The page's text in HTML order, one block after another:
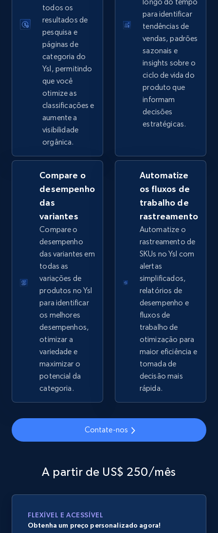
eBay - Collect records by category
URL, Product id, Title, Seller name, Seller rating,
Seller reviews, Breadcrumbs, Root category, and
more.
2.5K+ Comece agora
Google Shopping
URL, Product id, Title, Product description,
Rating, Reviews count, Images, Variations, and
2.4K+ 199+ Comece agora
Google Shopping - collects products from
web using keywords
URL, Product id, Title, Product description,
Rating, Reviews count, Images, Variations, and
more.
2.4K+ 199+ Comece agora
Amazon products global dataset
Title, Seller name, Brand, Description, Initial
price, Currency, Availability, Reviews count, and
more.
375+ Comece agora
Amazon products global dataset - Collects
price, Currency, Availability, Reviews count, and
more.
todos os
resultados de
pesquisa e
páginas de
categoria do
Ysl, permitindo
que você
otimize as
classificações e
aumente a
visibilidade
orgânica.
para identificar
tendências de
vendas, padrões
sazonais e
insights sobre o
ciclo de vida do
produto que
informam
decisões
estratégicas.
Compare o
desempenho
das
variantes
Compare o
desempenho
das variantes em
todas as
variações de
produtos no Ysl
para identificar
os melhores
desempenhos,
otimizar a
variedade e
maximizar o
potencial da
categoria.
Automatize
os fluxos de
trabalho de
rastreamento
Automatize o
rastreamento de
SKUs no Ysl com
alertas
simplificados,
relatórios de
desempenho e
fluxos de
trabalho de
otimização para
maior eficiência e
tomada de
decisão mais
rápida.
Contate-nos
A partir de US$ 250/mês
FLEXÍVEL E ACESSÍVEL
Obtenha um preço personalizado agora!